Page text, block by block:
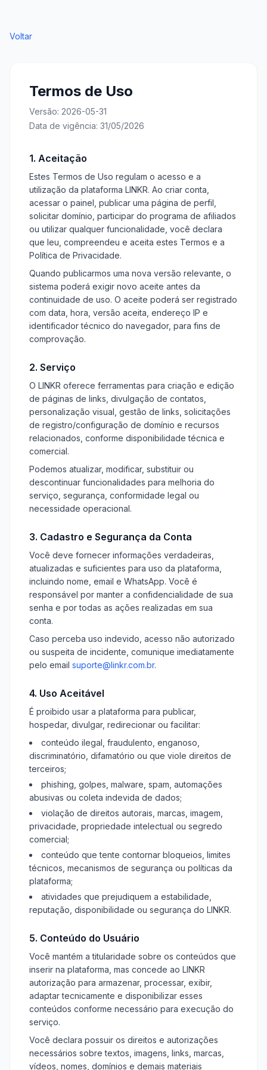
Voltar
Termos de Uso
Versão: 2026-05-31
Data de vigência: 31/05/2026
1. Aceitação
Estes Termos de Uso regulam o acesso e a
utilização da plataforma LINKR. Ao criar conta,
acessar o painel, publicar uma página de perfil,
solicitar domínio, participar do programa de afiliados
ou utilizar qualquer funcionalidade, você declara
que leu, compreendeu e aceita estes Termos e a
Política de Privacidade.
Quando publicarmos uma nova versão relevante, o
sistema poderá exigir novo aceite antes da
continuidade de uso. O aceite poderá ser registrado
com data, hora, versão aceita, endereço IP e
identificador técnico do navegador, para fins de
comprovação.
2. Serviço
O LINKR oferece ferramentas para criação e edição
de páginas de links, divulgação de contatos,
personalização visual, gestão de links, solicitações
de registro/configuração de domínio e recursos
relacionados, conforme disponibilidade técnica e
comercial.
Podemos atualizar, modificar, substituir ou
descontinuar funcionalidades para melhoria do
serviço, segurança, conformidade legal ou
necessidade operacional.
3. Cadastro e Segurança da Conta
Você deve fornecer informações verdadeiras,
atualizadas e suficientes para uso da plataforma,
incluindo nome, email e WhatsApp. Você é
responsável por manter a confidencialidade de sua
senha e por todas as ações realizadas em sua
conta.
Caso perceba uso indevido, acesso não autorizado
ou suspeita de incidente, comunique imediatamente
pelo email suporte@linkr.com.br.
4. Uso Aceitável
É proibido usar a plataforma para publicar,
hospedar, divulgar, redirecionar ou facilitar:
conteúdo ilegal, fraudulento, enganoso,
discriminatório, difamatório ou que viole direitos de
terceiros;
phishing, golpes, malware, spam, automações
abusivas ou coleta indevida de dados;
violação de direitos autorais, marcas, imagem,
privacidade, propriedade intelectual ou segredo
comercial;
conteúdo que tente contornar bloqueios, limites
técnicos, mecanismos de segurança ou políticas da
plataforma;
atividades que prejudiquem a estabilidade,
reputação, disponibilidade ou segurança do LINKR.
5. Conteúdo do Usuário
Você mantém a titularidade sobre os conteúdos que
inserir na plataforma, mas concede ao LINKR
autorização para armazenar, processar, exibir,
adaptar tecnicamente e disponibilizar esses
conteúdos conforme necessário para execução do
serviço.
Você declara possuir os direitos e autorizações
necessários sobre textos, imagens, links, marcas,
vídeos, nomes, domínios e demais materiais